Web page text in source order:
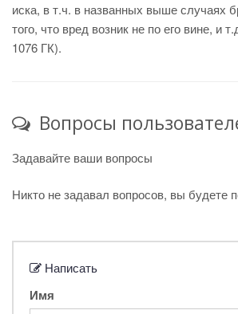
иска, в т.ч. в названных выше случаях
того, что вред возник не по его вине, и
1076 ГК).
Вопросы
Задавайте ваши вопросы
Никто не задавал вопросов, вы будете
Написать
Имя